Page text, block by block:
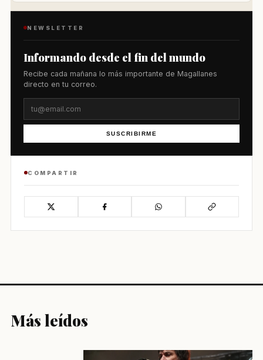
NEWSLETTER
Informando desde el fin del mundo
Recibe cada mañana lo más importante de Magallanes
directo en tu correo.
SUSCRIBIRME
COMPARTIR
Más leídos